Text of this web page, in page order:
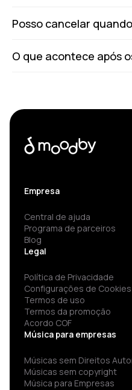
Posso cancelar
O que acontece após
Empresa
Central de ajuda
Programa de parceiros
Blog
Legal
Política de Privacidade
Configurações de Cookies
Termos de uso
Termos da promoção
Acordo COF
Música para empresas
Músicas sem Direitos
Músicas sem copyright
Música para Empresas